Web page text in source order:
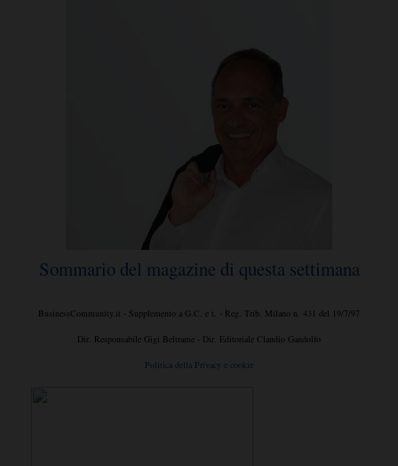
Sommario del magazine di questa settimana
BusinessCommunity.it - Supplemento a G.C. e t. - Reg. Trib. Milano n. 431 del 19/7/97
Dir. Responsabile Gigi Beltrame - Dir. Editoriale Claudio Gandolfo
Politica della Privacy e cookie